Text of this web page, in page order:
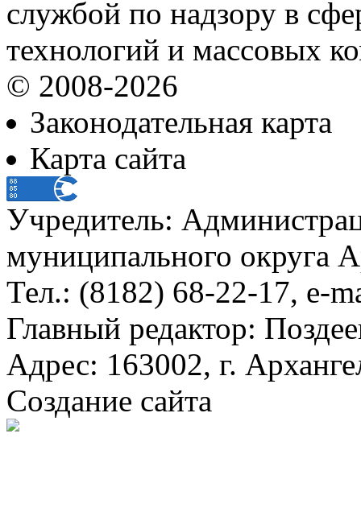
службой по надзору в
технологий и массовых
© 2008-2026
Законодательная карта
Карта сайта
Учредитель:
муниципального округа
Тел.: (8182) 68-22-17, e-
Главный редактор:
Адрес: 163002, г.
Создание сайта